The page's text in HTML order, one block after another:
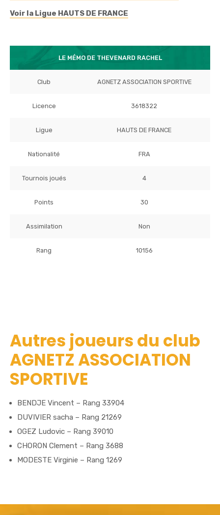
Voir la Ligue HAUTS DE FRANCE
LE MÉMO DE THEVENARD RACHEL
Club AGNETZ ASSOCIATION SPORTIVE
Licence 3618322
Ligue HAUTS DE FRANCE
Nationalité FRA
Tournois joués 4
Points 30
Assimilation Non
Rang 10156
Autres joueurs du club
AGNETZ ASSOCIATION
SPORTIVE
BENDJE Vincent – Rang 33904
DUVIVIER sacha – Rang 21269
OGEZ Ludovic – Rang 39010
CHORON Clement – Rang 3688
MODESTE Virginie – Rang 1269